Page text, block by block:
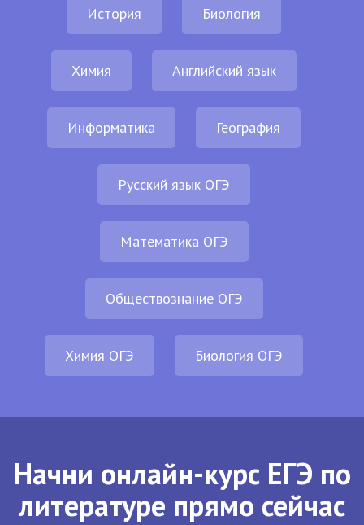
История Биология
Химия Английский язык
Информатика География
Русский язык ОГЭ
Математика ОГЭ
Обществознание ОГЭ
Химия ОГЭ Биология ОГЭ
Начни онлайн-курс ЕГЭ по
литературе прямо сейчас